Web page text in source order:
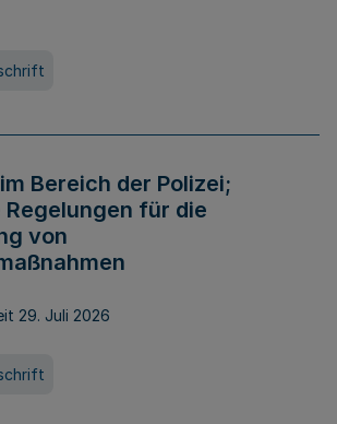
Bereich der Polizei;
Regelungen für die
von
29. Juli 2026